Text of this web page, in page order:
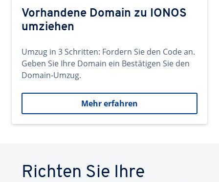
Vorhandene Domain zu IONOS
umziehen
Umzug in 3 Schritten: Fordern Sie den Code an.
Geben Sie Ihre Domain ein Bestätigen Sie den
Domain-Umzug.
Mehr erfahren
Richten Sie Ihre